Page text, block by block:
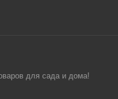
для сада и дома!